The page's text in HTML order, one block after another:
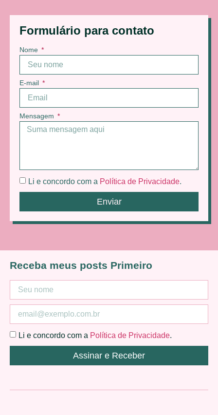
Formulário para contato
Nome
E-mail
Mensagem
Li e concordo com a Política de Privacidade.
Enviar
Receba meus posts Primeiro
Li e concordo com a Política de Privacidade.
Assinar e Receber